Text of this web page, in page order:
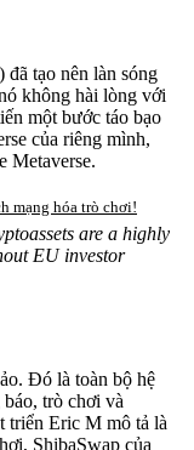
tạo nên làn sóng
không hài lòng với
một bước táo bạo
của riêng mình,
Metaverse.
mạng hóa trò chơi!
are a highly
EU investor
Đó là toàn bộ hệ
trò chơi và
triển Eric M mô tả là
ShibaSwap của